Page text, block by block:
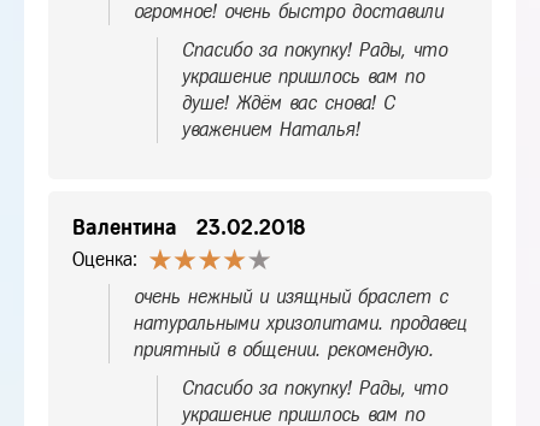
огромное! очень быстро доставили
Спасибо за покупку! Рады, что
украшение пришлось вам по
душе! Ждём вас снова! С
уважением Наталья!
Валентина 23.02.2018
Оценка:
очень нежный и изящный браслет с
натуральными хризолитами. продавец
приятный в общении. рекомендую.
Спасибо за покупку! Рады, что
украшение пришлось вам по